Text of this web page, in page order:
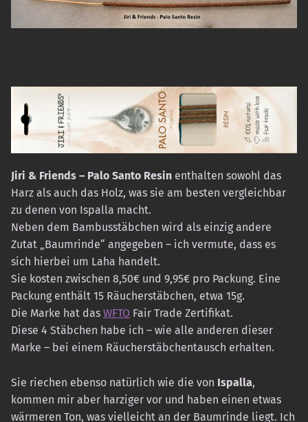
Jiri & Friends – Palo Santo Resin enthalten sowohl das
Harz als auch das Holz, was sie am besten vergleichbar
zu denen von Ispalla macht.
Neben dem Bambusstäbchen wird als einzig andere
Zutat „Baumrinde“ angegeben – ich vermute, dass es
sich hierbei um Laha handelt.
Sie kosten zwischen 8,50€ und 9,95€ pro Packung. Eine
Packung enthält 15 Räucherstäbchen, etwa 15g.
Die Marke hat das WFTO Fair Trade Zertifikat.
Diese 4 Stäbchen habe ich – wie alle anderen dieser
Marke – bei einem Räucherstäbchentausch erhalten.
Sie riechen ebenso natürlich wie die von Ispalla,
kommen mir aber harziger vor und haben einen etwas
wärmeren Ton, was vielleicht an der Baumrinde liegt. Ich